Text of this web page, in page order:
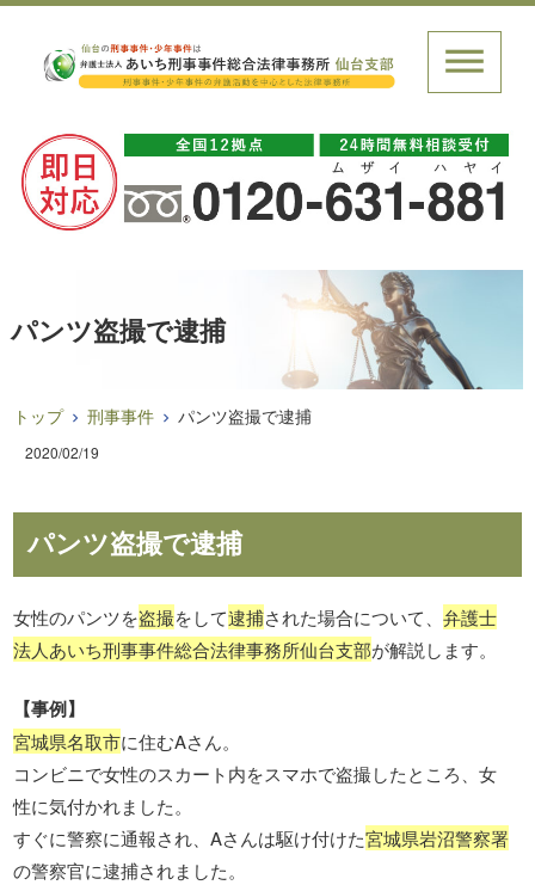
パンツ盗撮で逮捕
トップ 刑事事件 パンツ盗撮で逮捕
2020/02/19
パンツ盗撮で逮捕
女性のパンツを盗撮をして逮捕された場合について、弁護士
法人あいち刑事事件総合法律事務所仙台支部が解説します。
【事例】
宮城県名取市に住むAさん。
コンビニで女性のスカート内をスマホで盗撮したところ、女
性に気付かれました。
すぐに警察に通報され、Aさんは駆け付けた宮城県岩沼警察署
の警察官に逮捕されました。